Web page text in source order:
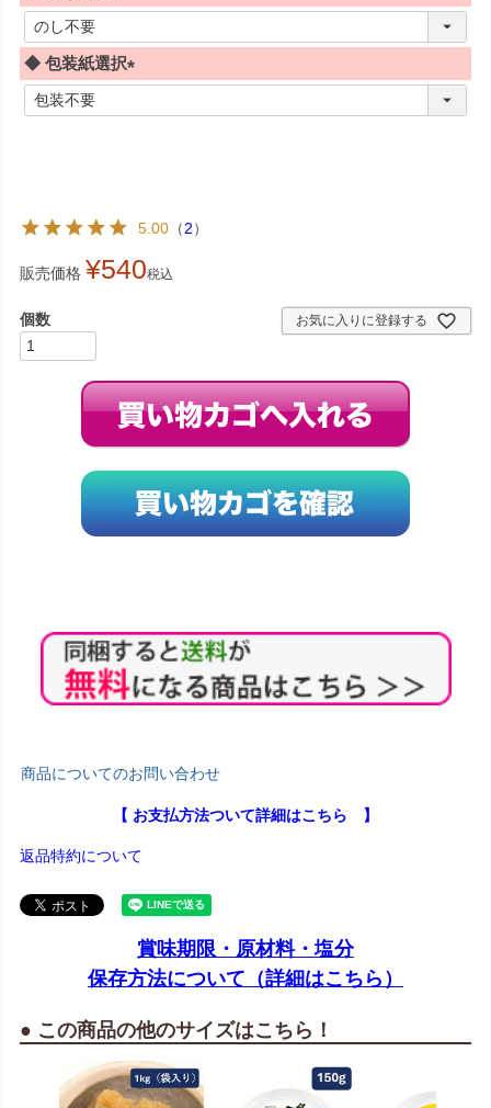
必
須
◆ 包装紙選択
必
5.00 （2）
販売価格 ¥540税込
お気に入りに登録する
商品についてのお問い合わせ
【 お支払方法ついて詳細はこちら 】
返品特約について
賞味期限・原材料・塩分
保存方法について（詳細はこちら）
● この商品の他のサイズはこちら！